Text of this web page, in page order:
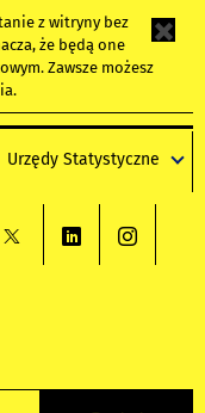
z witryny bez
że będą one
Zawsze możesz
Urzędy Statystyczne